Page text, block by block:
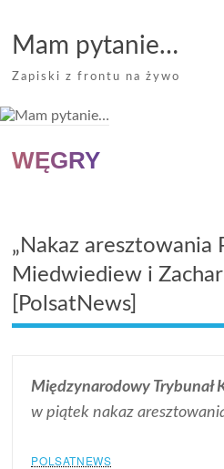
content
Mam pytanie…
Zapiski z frontu na żywo
WĘGRY
„Nakaz aresztowania
Miedwiediew i
[PolsatNews]
Międzynarodowy Trybunał
w piątek nakaz
POLSATNEWS